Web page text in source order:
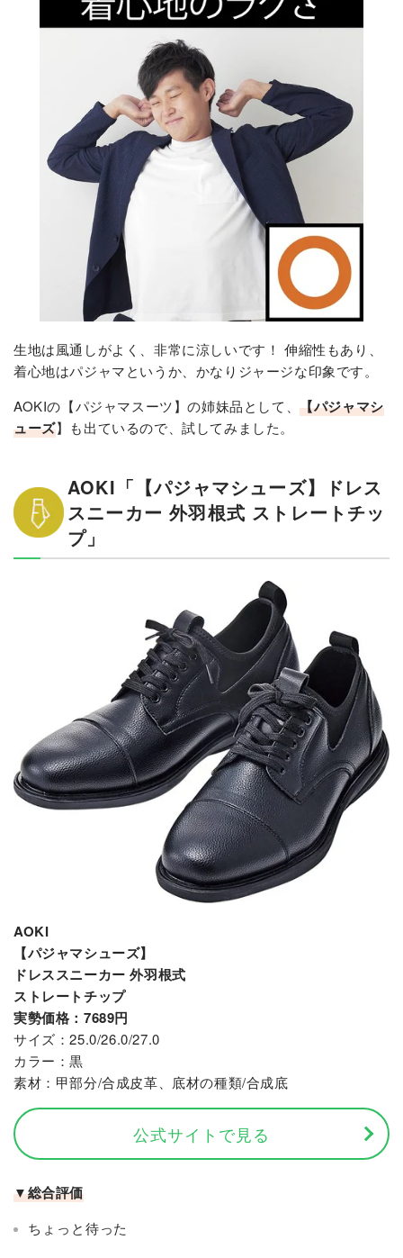
生地は風通しがよく、非常に涼しいです！ 伸縮性もあり、
着心地はパジャマというか、かなりジャージな印象です。
AOKIの【パジャマスーツ】の姉妹品として、【パジャマシ
ューズ】も出ているので、試してみました。
AOKI「【パジャマシューズ】ドレス
スニーカー 外羽根式 ストレートチッ
プ」
AOKI
【パジャマシューズ】
ドレススニーカー 外羽根式
ストレートチップ
実勢価格：7689円
サイズ：25.0/26.0/27.0
カラー：黒
素材：甲部分/合成皮革、底材の種類/合成底
公式サイトで見る
▼総合評価
ちょっと待った